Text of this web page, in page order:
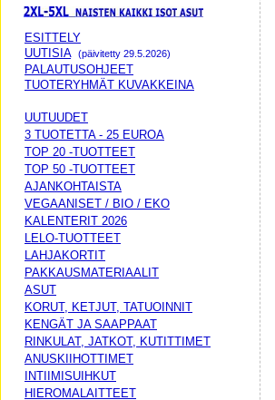
ESITTELY
UUTISIA
(päivitetty 29.5.2026)
PALAUTUSOHJEET
TUOTERYHMÄT KUVAKKEINA
UUTUUDET
3 TUOTETTA - 25 EUROA
TOP 20 -TUOTTEET
TOP 50 -TUOTTEET
AJANKOHTAISTA
VEGAANISET / BIO / EKO
KALENTERIT 2026
LELO-TUOTTEET
LAHJAKORTIT
PAKKAUSMATERIAALIT
ASUT
KORUT, KETJUT, TATUOINNIT
KENGÄT JA SAAPPAAT
RINKULAT, JATKOT, KUTITTIMET
ANUSKIIHOTTIMET
INTIIMISUIHKUT
HIEROMALAITTEET